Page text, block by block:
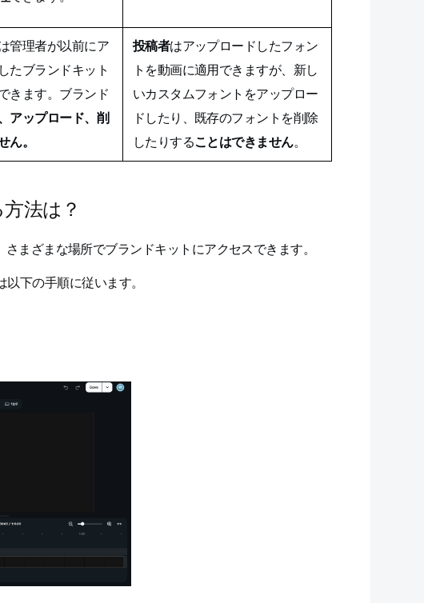
管理者が以前にア
たブランドキット
きます。ブランド
アップロード、削
ん。
投稿者はアップロードしたフォン
トを動画に適用できますが、新し
いカスタムフォントをアップロー
ドしたり、既存のフォントを削除
したりすることはできません。
法は？
まざまな場所でブランドキットにアクセスできます。
下の手順に従います。